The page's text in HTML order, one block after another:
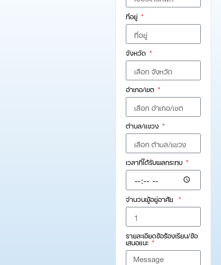
ที่อยู่
จังหวัด
อำเภอ/เขต
ตำบล/แขวง
เวลาที่ได้รับผลกระทบ
จำนวนผู้อยู่อาศัย
รายละเอียดข้อร้องเรียน/ข้อ
เสนอแนะ